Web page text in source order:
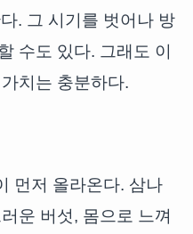
. 그 시기를 벗어나 방
수도 있다. 그래도 이
치는 충분하다.
먼저 올라온다. 삼나
운 버섯, 몸으로 느껴